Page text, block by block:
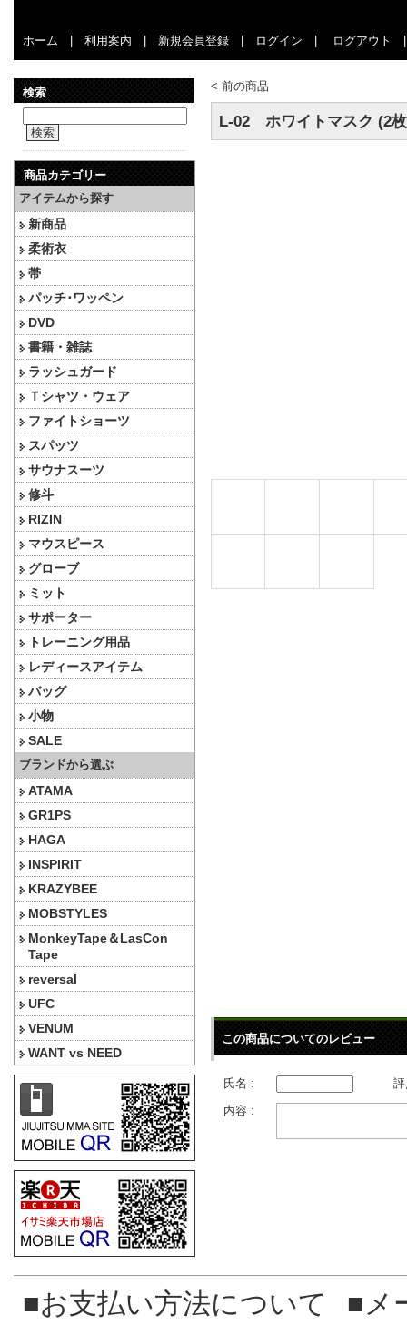
ホーム 利用案内 新規会員登録 ログイン ログアウト
検索
検索
商品カテゴリー
アイテムから探す
新商品
柔術衣
帯
パッチ･ワッペン
DVD
書籍・雑誌
ラッシュガード
Ｔシャツ・ウェア
ファイトショーツ
スパッツ
サウナスーツ
修斗
RIZIN
マウスピース
グローブ
ミット
サポーター
トレーニング用品
レディースアイテム
バッグ
小物
SALE
ブランドから選ぶ
ATAMA
GR1PS
HAGA
INSPIRIT
KRAZYBEE
MOBSTYLES
MonkeyTape＆LasCon
Tape
reversal
UFC
VENUM
WANT vs NEED
< 前の商品
L-02 ホワイトマスク (2
この商品についてのレビュー
氏名 :
内容 :
■お支払い方法について
■メ